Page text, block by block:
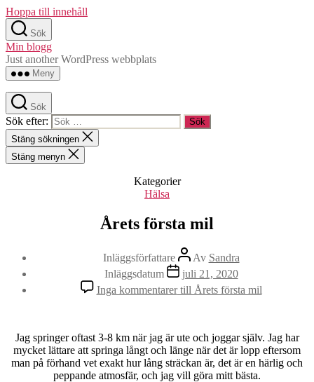
Hoppa till innehåll
Sök
Min blogg
Just another WordPress webbplats
Meny
Sök
Sök efter:
Stäng sökningen
Stäng menyn
Kategorier
Hälsa
Årets första mil
Inläggsförfattare Av Sandra
Inläggsdatum
juli 21, 2020
Inga kommentarertill Årets första mil
Jag springer oftast 3-8 km när jag är ute och joggar själv. Jag har
mycket lättare att springa långt och länge när det är lopp eftersom
man på förhand vet exakt hur lång sträckan är, det är en härlig och
peppande atmosfär, och jag vill göra mitt bästa.